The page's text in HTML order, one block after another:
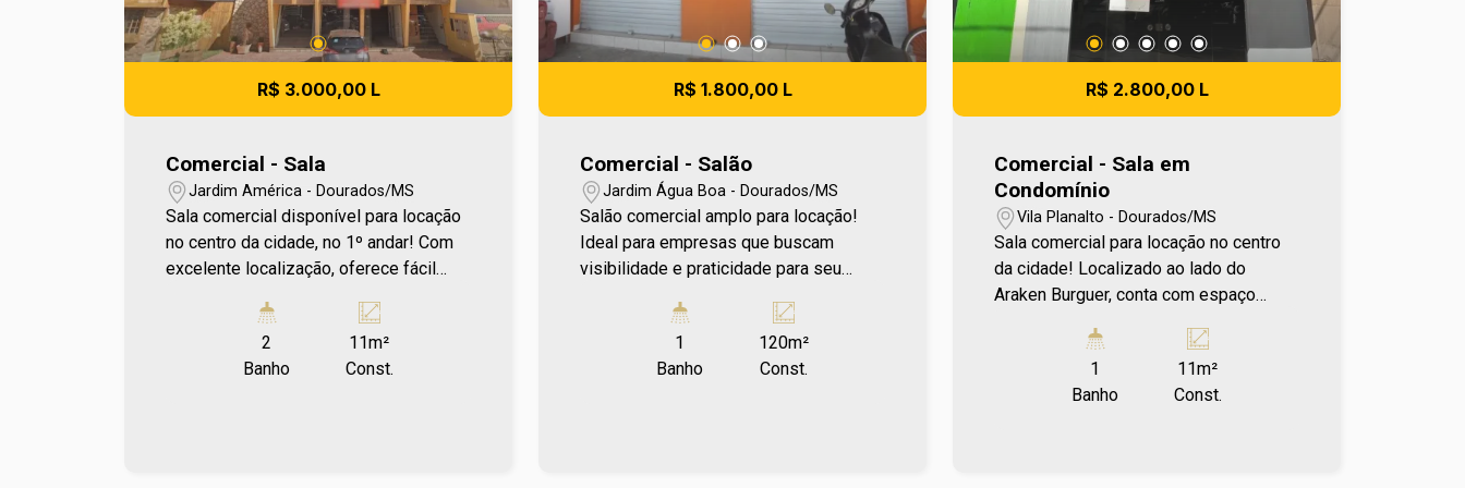
colaboradores e facilitando o dia a dia.
Entre em contato e agende sua visita no
IPTU e Condomínio poderão sofrer
pois são de responsabilidade da
administradora do condomínio e
prefeitura municipal. A metragem
informada é aproximada e pode
apresentar pequenas variações.
R$ 3.000,00 L
Comercial - Sala
Jardim América - Dourados/MS
Sala comercial disponível para locação
no centro da cidade, no 1º andar! Com
excelente localização, oferece fácil
serviços essenciais. Aproveite a
oportunidade de estar em um ponto
estratégico da cidade! Entre em contato
2
Banho
11m²
Const.
R$ 1.800,00 L
Comercial - Salão
Jardim Água Boa - Dourados/MS
Salão comercial amplo para locação!
Ideal para empresas que buscam
visibilidade e praticidade para seu
visita no número (67) 2108-2121. Os
valores de IPTU e Condomínio poderão
sofrer reajustes de valores sem aviso
1
Banho
120m²
Const.
R$ 2.800,00 L
Comercial - Sala em
Condomínio
Vila Planalto - Dourados/MS
Sala comercial para locação no centro
da cidade! Localizado ao lado do
Araken Burguer, conta com espaço
buscam visibilidade e praticidade para
seu negócio. Entre em contato e
agende sua visita no número (67) 2108-
1
Banho
11m²
Const.